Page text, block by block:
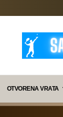
OTVORENA VRATA